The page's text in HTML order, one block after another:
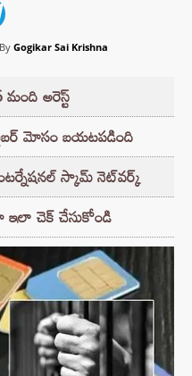
By Gogikar Sai Krishna
అరెస్ట్
మోసం బయటపడింది
స్కామ్ నెట్‌వర్క్
చెక్ చేసుకోండి